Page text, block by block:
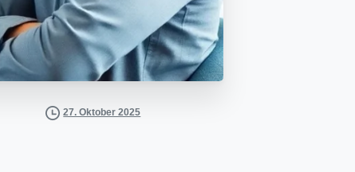
27. Oktober 2025